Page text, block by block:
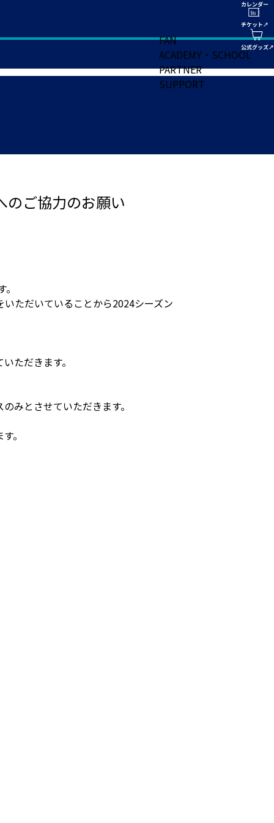
FAN
ACADEMY・SCHOOL
PARTNER
SUPPORT
のご協力のお願い
ただいていることから2024シーズン
ただきます。
みとさせていただきます。
。